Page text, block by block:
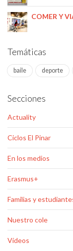
COMER Y
Temáticas
baile deporte
Secciones
Actuality
Ciclos El Pinar
En los medios
Erasmus+
Familias y
Nuestro cole
Vídeos